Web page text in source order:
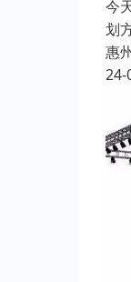
今
划
惠
24-